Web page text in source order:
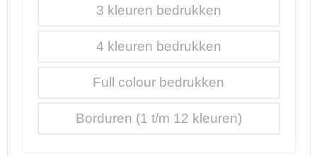
3
4
Borduren
Full colour